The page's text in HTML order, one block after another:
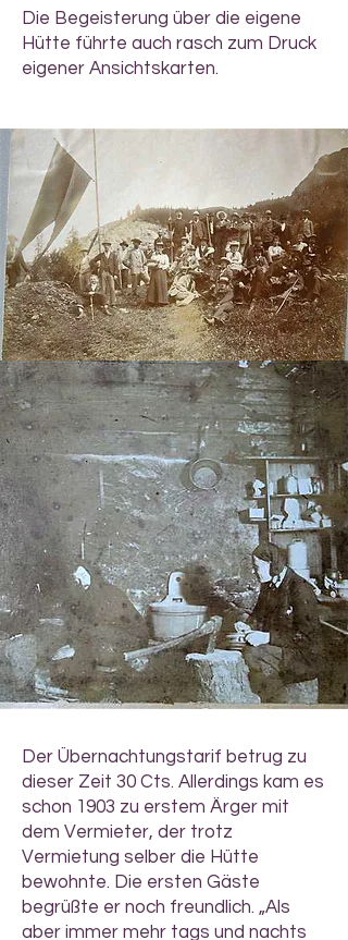
Die Begeisterung über die eigene
Hütte führte auch rasch zum Druck
eigener Ansichtskarten.
Der Übernachtungstarif betrug zu
dieser Zeit 30 Cts. Allerdings kam es
schon 1903 zu erstem Ärger mit
dem Vermieter, der trotz
Vermietung selber die Hütte
bewohnte. Die ersten Gäste
begrüßte er noch freundlich. „Als
aber immer mehr tags und nachts